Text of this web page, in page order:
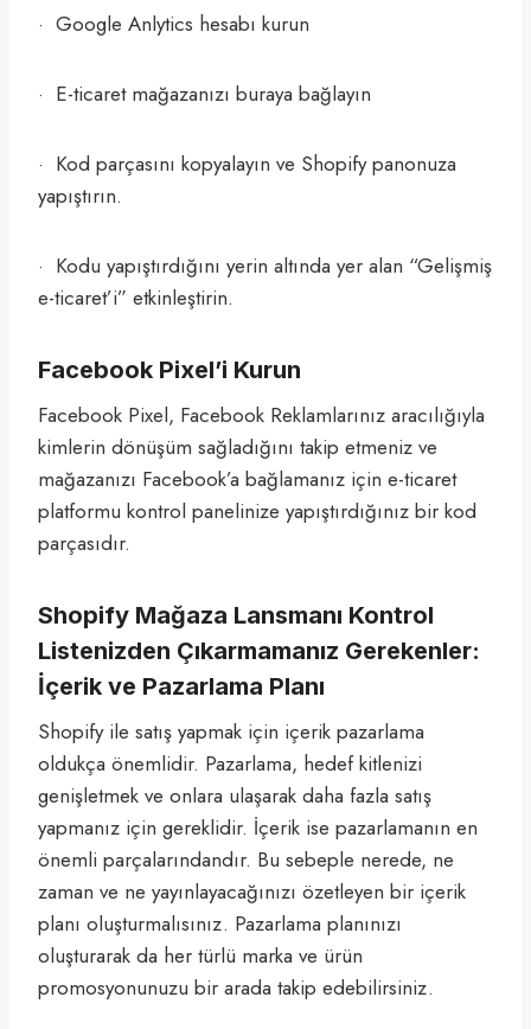
· Google Anlytics hesabı kurun
· E-ticaret mağazanızı buraya bağlayın
· Kod parçasını kopyalayın ve Shopify panonuza
yapıştırın.
· Kodu yapıştırdığını yerin altında yer alan “Gelişmiş
e-ticaret’i” etkinleştirin.
Facebook Pixel’i Kurun
Facebook Pixel, Facebook Reklamlarınız aracılığıyla
kimlerin dönüşüm sağladığını takip etmeniz ve
mağazanızı Facebook’a bağlamanız için e-ticaret
platformu kontrol panelinize yapıştırdığınız bir kod
parçasıdır.
Shopify Mağaza Lansmanı Kontrol
Listenizden Çıkarmamanız Gerekenler:
İçerik ve Pazarlama Planı
Shopify ile satış yapmak için içerik pazarlama
oldukça önemlidir. Pazarlama, hedef kitlenizi
genişletmek ve onlara ulaşarak daha fazla satış
yapmanız için gereklidir. İçerik ise pazarlamanın en
önemli parçalarındandır. Bu sebeple nerede, ne
zaman ve ne yayınlayacağınızı özetleyen bir içerik
planı oluşturmalısınız. Pazarlama planınızı
oluşturarak da her türlü marka ve ürün
promosyonunuzu bir arada takip edebilirsiniz.